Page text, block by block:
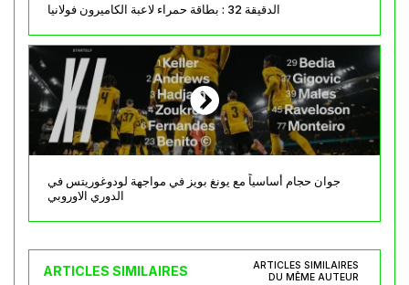
الدقيقة 32 : بطاقة حمراء لاعبة الكاميرون فولانيا
جوان حجام أساسياً مع يونغ بويز في مواجهة لودوغوريتس في
الدوري الاوروبي
ARTICLES SIMILAIRES
ARTICLES SIMILAIRES
DU MÊME AUTEUR